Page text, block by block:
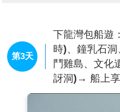
下龍灣有勝之而無不及，
溝，水波不興，偶見小屋，
遊，遠眺一座座孤聳怪立的
邃氛圍裡，緩緩的走進這塊
奇境，讓人感覺沉浸在一股
貼心提示：船隻停靠碼頭，
第3天
下龍灣包船遊
時)、鐘乳石洞
鬥雞島、文化
訝洞)→ 船上